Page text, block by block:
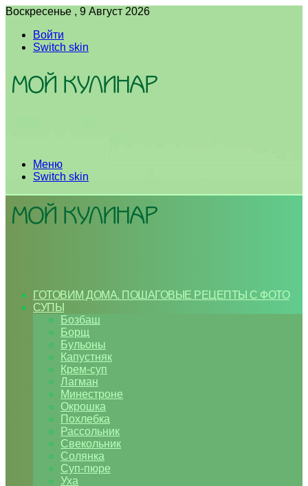
Воскресенье , 9 Август 2026
Войти
Switch skin
Меню
Switch skin
ГОТОВИМ ДОМА. ПОШАГОВЫЕ РЕЦЕПТЫ С ФОТО
СУПЫ
Бозбаш
Борщ
Бульоны
Капустняк
Крем-суп
Лагман
Минестроне
Окрошка
Похлебка
Рассольник
Свекольник
Солянка
Суп-пюре
Уха